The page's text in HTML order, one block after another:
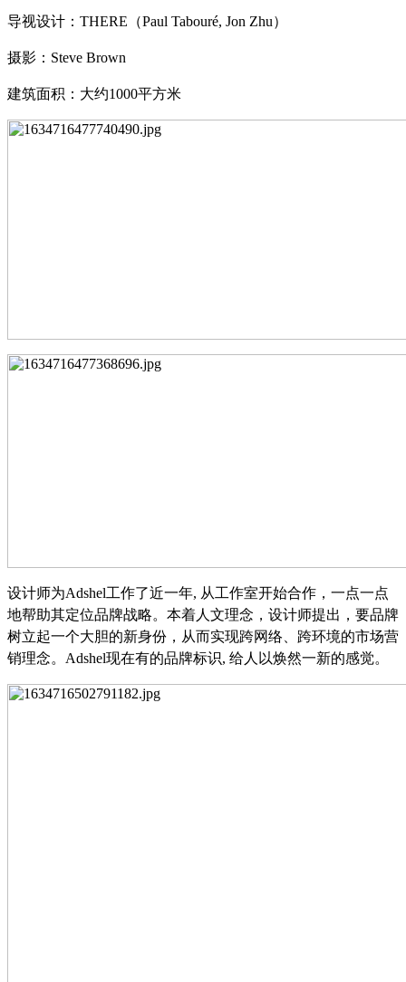
导视设计： THERE（Paul Tabouré, Jon Zhu）
摄影： Steve Brown
建筑面积：大约1000平方米
设计师为Adshel工作了近一年, 从工作室开始合作，一点一点
地帮助其定位品牌战略。本着人文理念，设计师提出，要品牌
树立起一个大胆的新身份，从而实现跨网络、跨环境的市场营
销理念。Adshel现在有的品牌标识, 给人以焕然一新的感觉。